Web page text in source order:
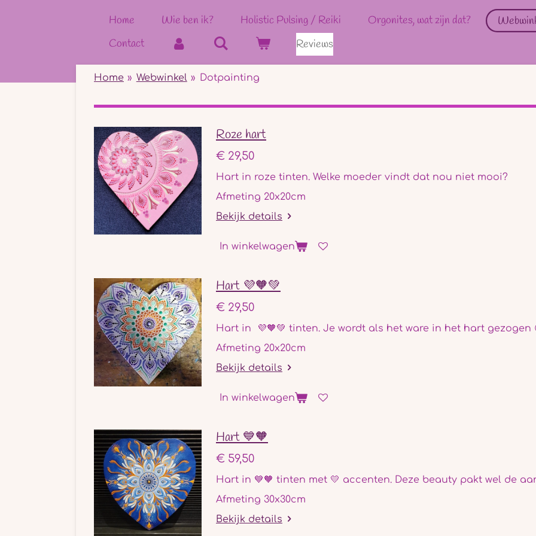
Home Wie ben ik? Holistic Pulsing / Reiki Orgonites, wat zijn dat?
Contact
Reviews
Home » Webwinkel » Dotpainting
Roze hart
€ 29,50
Hart in roze tinten. Welke moeder vindt dat nou niet mooi?
Afmeting 20x20cm
Bekijk details
In winkelwagen
Hart 💜🧡💚
€ 29,50
Hart in 💜🧡💚 tinten. Je wordt als het ware in het hart gezogen
Afmeting 20x20cm
Bekijk details
In winkelwagen
Hart 💙🧡
€ 59,50
Hart in 💙🧡 tinten met 💛 accenten. Deze beauty pakt wel de
Afmeting 30x30cm
Bekijk details